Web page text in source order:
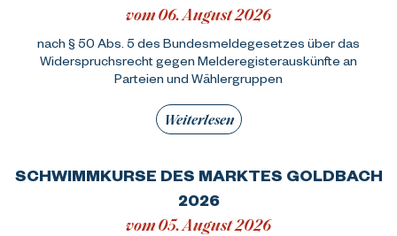
vom 06. August 2026
nach § 50 Abs. 5 des Bundesmeldegesetzes über das
Widerspruchsrecht gegen Melderegisterauskünfte an
Parteien und Wählergruppen
Weiterlesen
SCHWIMMKURSE DES MARKTES GOLDBACH
2026
vom 05. August 2026